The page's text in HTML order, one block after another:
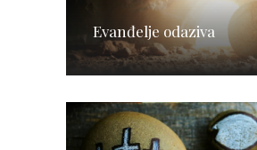
Evanđelje odaziva